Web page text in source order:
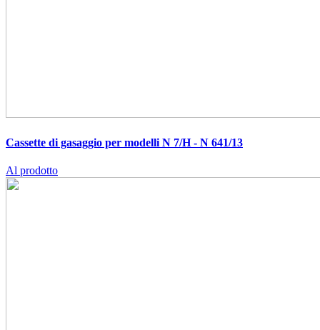
Cassette di gasaggio per modelli N 7/H - N 641/13
Al prodotto